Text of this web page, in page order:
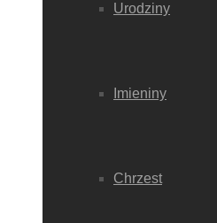
Urodziny
Imieniny
Chrzest